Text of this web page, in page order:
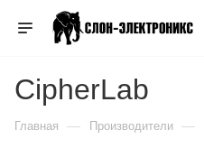
CipherLab
Главная — Производители —